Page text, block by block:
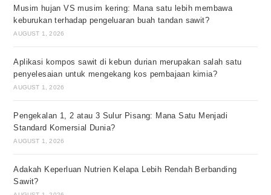
Musim hujan VS musim kering: Mana satu lebih membawa
keburukan terhadap pengeluaran buah tandan sawit?
AUGUST 1, 2026
Aplikasi kompos sawit di kebun durian merupakan salah satu
penyelesaian untuk mengekang kos pembajaan kimia?
AUGUST 1, 2026
Pengekalan 1, 2 atau 3 Sulur Pisang: Mana Satu Menjadi
Standard Komersial Dunia?
AUGUST 1, 2026
Adakah Keperluan Nutrien Kelapa Lebih Rendah Berbanding
Sawit?